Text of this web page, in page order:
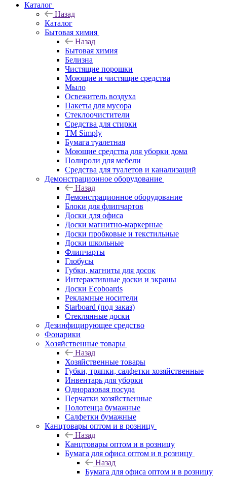
Каталог
Назад
Каталог
Бытовая химия
Назад
Бытовая химия
Белизна
Чистящие порошки
Моющие и чистящие средства
Мыло
Освежитель воздуха
Пакеты для мусора
Стеклоочистители
Средства для стирки
TM Simply
Бумага туалетная
Моющие средства для уборки дома
Полироли для мебели
Средства для туалетов и канализаций
Демонстрационное оборудование
Назад
Демонстрационное оборудование
Блоки для флипчартов
Доски для офиса
Доски магнитно-маркерные
Доски пробковые и текстильные
Доски школьные
Флипчарты
Глобусы
Губки, магниты для досок
Интерактивные доски и экраны
Доски Ecoboards
Рекламные носители
Starboard (под заказ)
Стеклянные доски
Дезинфицирующее средство
Фонарики
Хозяйственные товары
Назад
Хозяйственные товары
Губки, тряпки, салфетки хозяйственные
Инвентарь для уборки
Одноразовая посуда
Перчатки хозяйственные
Полотенца бумажные
Салфетки бумажные
Канцтовары оптом и в розницу
Назад
Канцтовары оптом и в розницу
Бумага для офиса оптом и в розницу
Назад
Бумага для офиса оптом и в розницу